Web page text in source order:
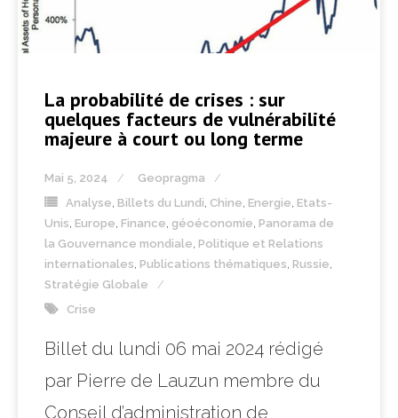
La probabilité de crises : sur
quelques facteurs de vulnérabilité
majeure à court ou long terme
Mai 5, 2024
Geopragma
Analyse, Billets du Lundi, Chine, Energie, Etats-
Unis, Europe, Finance, géoéconomie, Panorama de
la Gouvernance mondiale, Politique et Relations
internationales, Publications thématiques, Russie,
Stratégie Globale
Crise
Billet du lundi 06 mai 2024 rédigé
par Pierre de Lauzun membre du
Conseil d’administration de